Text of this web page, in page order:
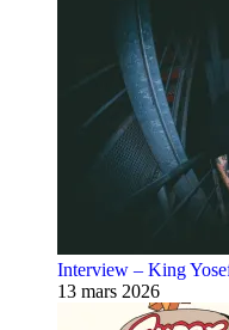
Interview – King
13 mars 2026